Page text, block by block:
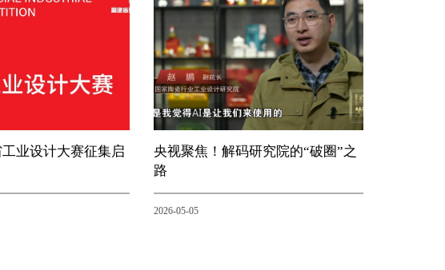
业设计大赛征集启
央视聚焦！解码研究院的“破圈”之
路
2026-05-05